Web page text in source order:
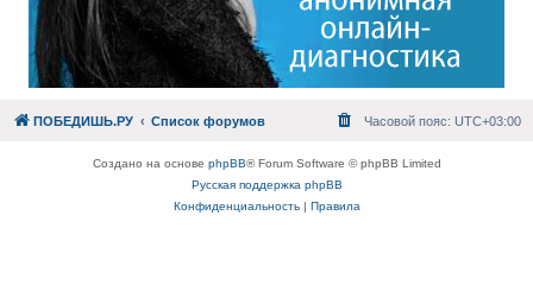
ПОБЕДИШЬ.РУ Список форумов Часовой пояс: UTC+03:00
Создано на основе phpBB® Forum Software © phpBB Limited
Русская поддержка phpBB
Конфиденциальность| Правила